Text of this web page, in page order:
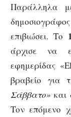
Παράλληλα
επιβιώσει. Το
άρχισε να
εφημερίδας
βραβείο για
Σάββατο» και
Τον επόμενο